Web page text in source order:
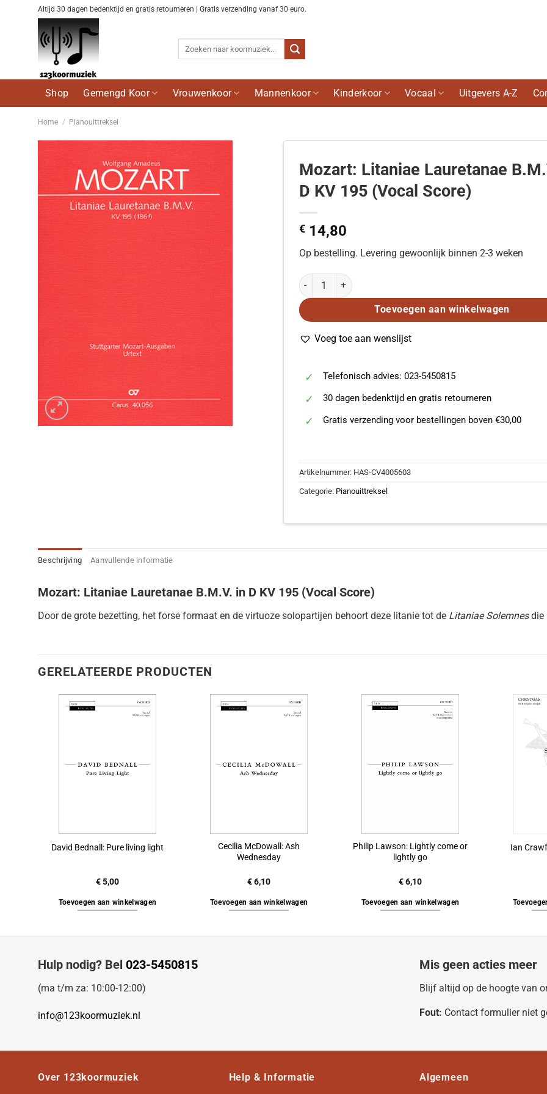
Altijd 30 dagen bedenktijd en gratis retourneren | Gratis verzending vanaf 30 euro.
Shop Gemengd Koor Vrouwenkoor Mannenkoor Kinderkoor Vocaal Uitgevers A-Z
Home / Pianouittreksel
toe aan
wenslijst
Mozart: Litaniae Lauretanae
D KV 195 (Vocal Score)
€14,80
Op bestelling. Levering gewoonlijk binnen 2-3 weken
Mozart: Litaniae Lauretanae B.M.V. in D KV 195 (Vocal Score)
Toevoegen aan winkelwagen
Voeg toe aan wenslijst
Telefonisch advies: 023-5450815
30 dagen bedenktijd en gratis retourneren
Gratis verzending voor bestellingen boven €30,00
Artikelnummer: HAS-CV4005603
Categorie: Pianouittreksel
Beschrijving Aanvullende informatie
Mozart: Litaniae Lauretanae B.M.V. in D KV 195 (Vocal Score)
Door de grote bezetting, het forse formaat en de virtuoze solopartijen behoort deze litanie tot de Litaniae Solemnesdie
GERELATEERDE PRODUCTEN
David Bednall: Pure living light
€5,00
Toevoegen aan winkelwagen
Cecilia McDowall: Ash
Wednesday
€6,10
Toevoegen aan winkelwagen
Philip Lawson: Lightly come or
lightly go
€6,10
Toevoegen aan winkelwagen
Ian
Hulp nodig? Bel 023-5450815
(ma t/m za: 10:00-12:00)
info@123koormuziek.nl
Mis geen acties meer
Blijf altijd op de hoogte van
Fout: Contact formulier niet
Over 123koormuziek Help & Informatie Algemeen